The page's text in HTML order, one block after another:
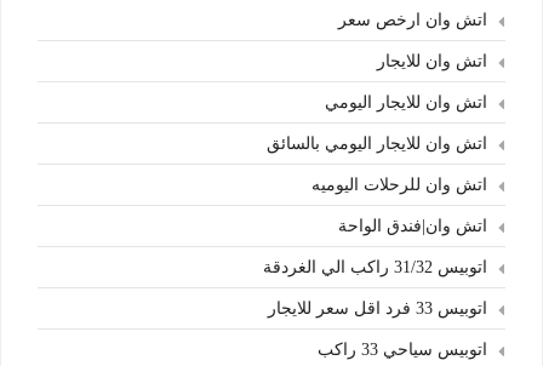
اتش وان ارخص سعر
اتش وان للايجار
اتش وان للايجار اليومي
اتش وان للايجار اليومي بالسائق
اتش وان للرحلات اليوميه
اتش وان|فندق الواحة
اتوبيس 31/32 راكب الي الغردقة
اتوبيس 33 فرد اقل سعر للايجار
اتوبيس سياحي 33 راكب